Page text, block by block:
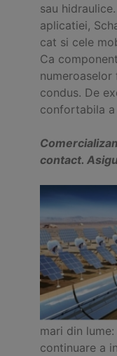
sau
aplicatiei,
cat si cele
Ca
condus. De
confortabila
contact.
mari din
continuare a